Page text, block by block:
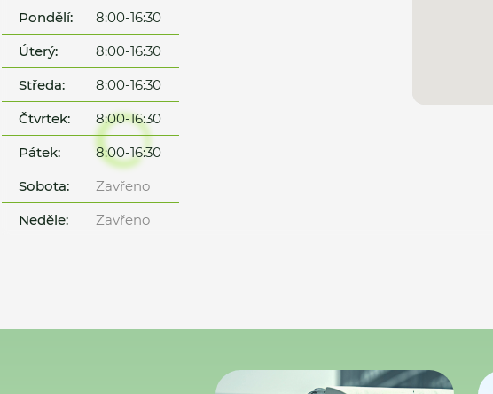
Pondělí:
8:00-16:30
Úterý:
8:00-16:30
Středa:
8:00-16:30
Čtvrtek:
8:00-16:30
Pátek:
8:00-16:30
Sobota:
Zavřeno
Neděle:
Zavřeno